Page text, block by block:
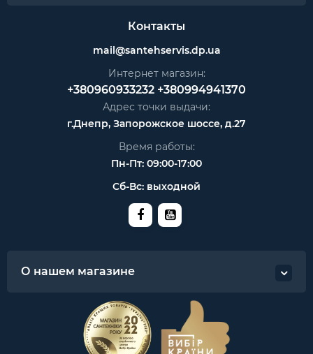
Контакты
mail@santehservis.dp.ua
Интернет магазин:
+380960933232 +380994941370
Адрес точки выдачи:
г.Днепр, Запорожское шоссе, д.27
Время работы:
Пн-Пт: 09:00-17:00
Сб-Вс: выходной
О нашем магазине